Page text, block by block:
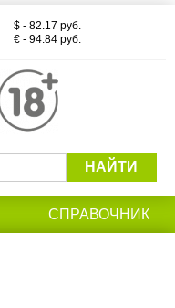
$ - 82.17 руб.
€ - 94.84 руб.
НАЙТИ
СПРАВОЧНИК